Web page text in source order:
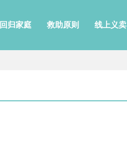
归家庭 救助原则 线上义卖